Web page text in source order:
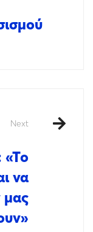
Next
«Το
να
μας